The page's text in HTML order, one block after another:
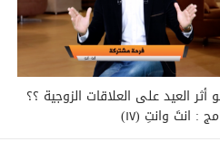
أثر العيد على العلاقات الزوجية ؟؟
: انتَ وانتِ (١٧)